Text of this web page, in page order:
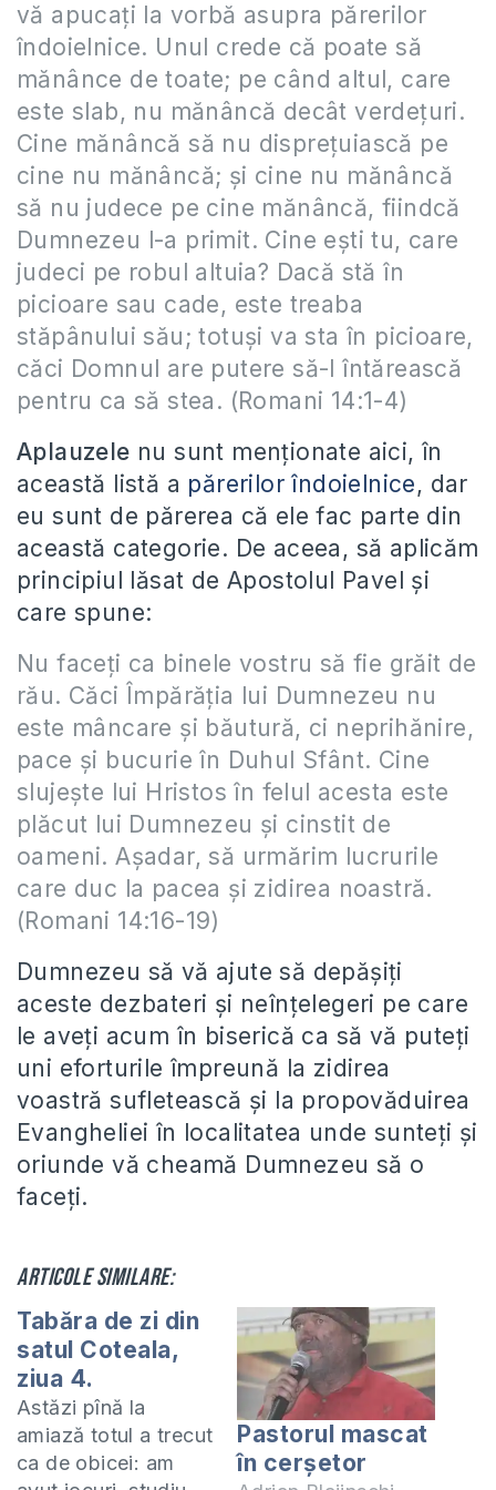
vă apucaţi la vorbă asupra părerilor
îndoielnice. Unul crede că poate să
mănânce de toate; pe când altul, care
este slab, nu mănâncă decât verdeţuri.
Cine mănâncă să nu dispreţuiască pe
cine nu mănâncă; şi cine nu mănâncă
să nu judece pe cine mănâncă, fiindcă
Dumnezeu l-a primit. Cine eşti tu, care
judeci pe robul altuia? Dacă stă în
picioare sau cade, este treaba
stăpânului său; totuşi va sta în picioare,
căci Domnul are putere să-l întărească
pentru ca să stea. (Romani 14:1-4)
Aplauzele nu sunt menţionate aici, în
această listă a părerilor îndoielnice, dar
eu sunt de părerea că ele fac parte din
această categorie. De aceea, să aplicăm
principiul lăsat de Apostolul Pavel şi
care spune:
Nu faceţi ca binele vostru să fie grăit de
rău. Căci Împărăţia lui Dumnezeu nu
este mâncare şi băutură, ci neprihănire,
pace şi bucurie în Duhul Sfânt. Cine
slujeşte lui Hristos în felul acesta este
plăcut lui Dumnezeu şi cinstit de
oameni. Aşadar, să urmărim lucrurile
care duc la pacea şi zidirea noastră.
(Romani 14:16-19)
Dumnezeu să vă ajute să depăşiţi
aceste dezbateri şi neînţelegeri pe care
le aveţi acum în biserică ca să vă puteţi
uni eforturile împreună la zidirea
voastră sufletească şi la propovăduirea
Evangheliei în localitatea unde sunteţi şi
oriunde vă cheamă Dumnezeu să o
faceţi.
Articole similare:
Tabăra de zi din
satul Coteala,
ziua 4.
Astăzi pînă la
amiază totul a trecut
ca de obicei: am
Pastorul mascat
în cerșetor